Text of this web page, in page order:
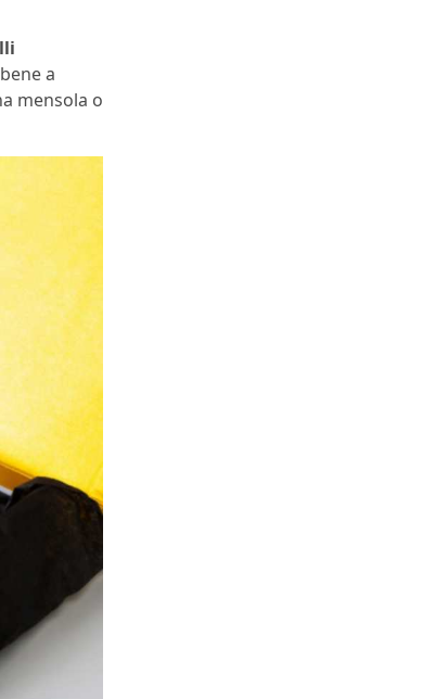
a
mensola o